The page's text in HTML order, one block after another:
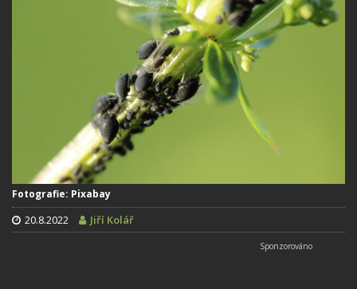
Fotografie: Pixabay
20.8.2022 Jiří Kolář